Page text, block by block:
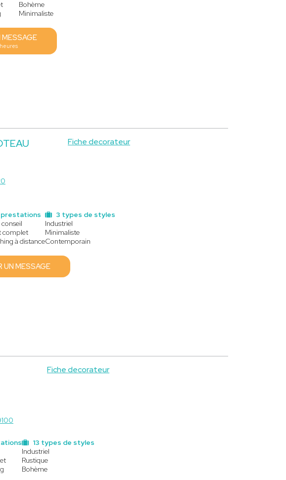
Bohème
Minimaliste
MESSAGE
Fiche decorateur
3 types de styles
Industriel
Minimaliste
Contemporain
prestations
complet
à distance
UN MESSAGE
Fiche decorateur
13 types de styles
Industriel
Rustique
Bohème